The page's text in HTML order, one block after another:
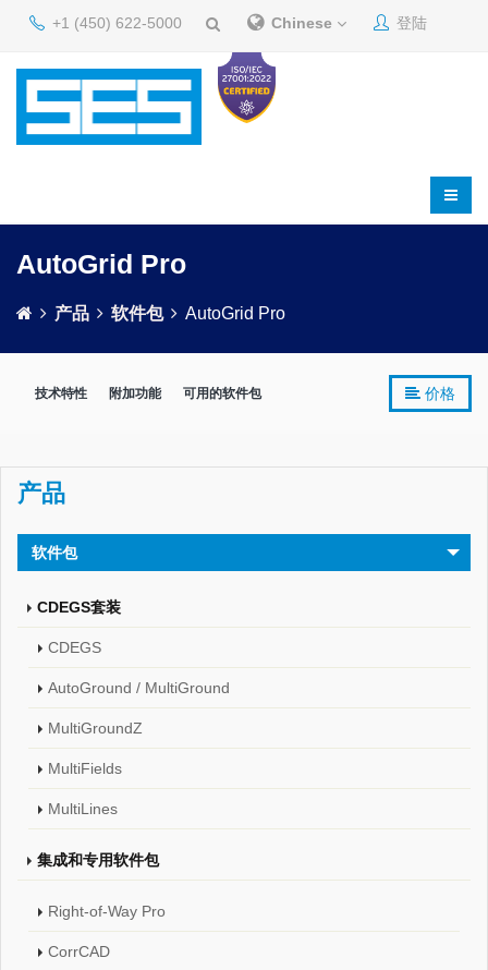
+1 (450) 622-5000 Chinese 登陆
AutoGrid Pro
产品 软件包 AutoGrid Pro
价格
技术特性 附加功能 可用的软件包
产品
软件包
CDEGS套装
CDEGS
AutoGround / MultiGround
MultiGroundZ
MultiFields
MultiLines
集成和专用软件包
Right-of-Way Pro
CorrCAD